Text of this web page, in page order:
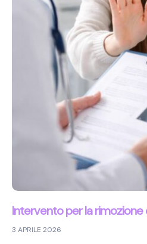
Intervento per la rimozione
3 APRILE 2026